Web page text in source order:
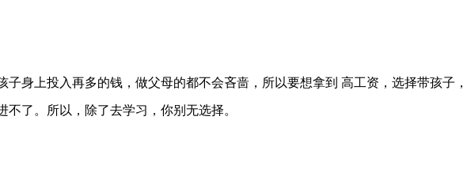
子身上投入再多的钱，做父母的都不会吝啬，所以要想拿到 高工资，选择带孩子
了。所以，除了去学习，你别无选择。